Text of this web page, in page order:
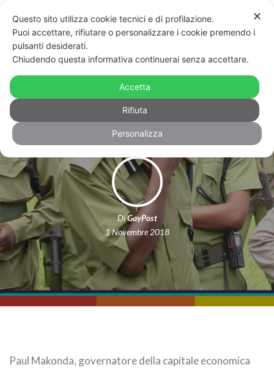
Tanzania: il governatore di Dar es
Salaam dà il via alla “caccia” ai gay
DiGayPost
1 Novembre 2018
Paul Makonda, governatore della capitale economica
✕
Questo sito utilizza cookie tecnici e di profilazione.
Puoi accettare, rifiutare o personalizzare i cookie premendo i
pulsanti desiderati.
Chiudendo questa informativa continuerai senza accettare.
Accetta
Rifiuta
Personalizza